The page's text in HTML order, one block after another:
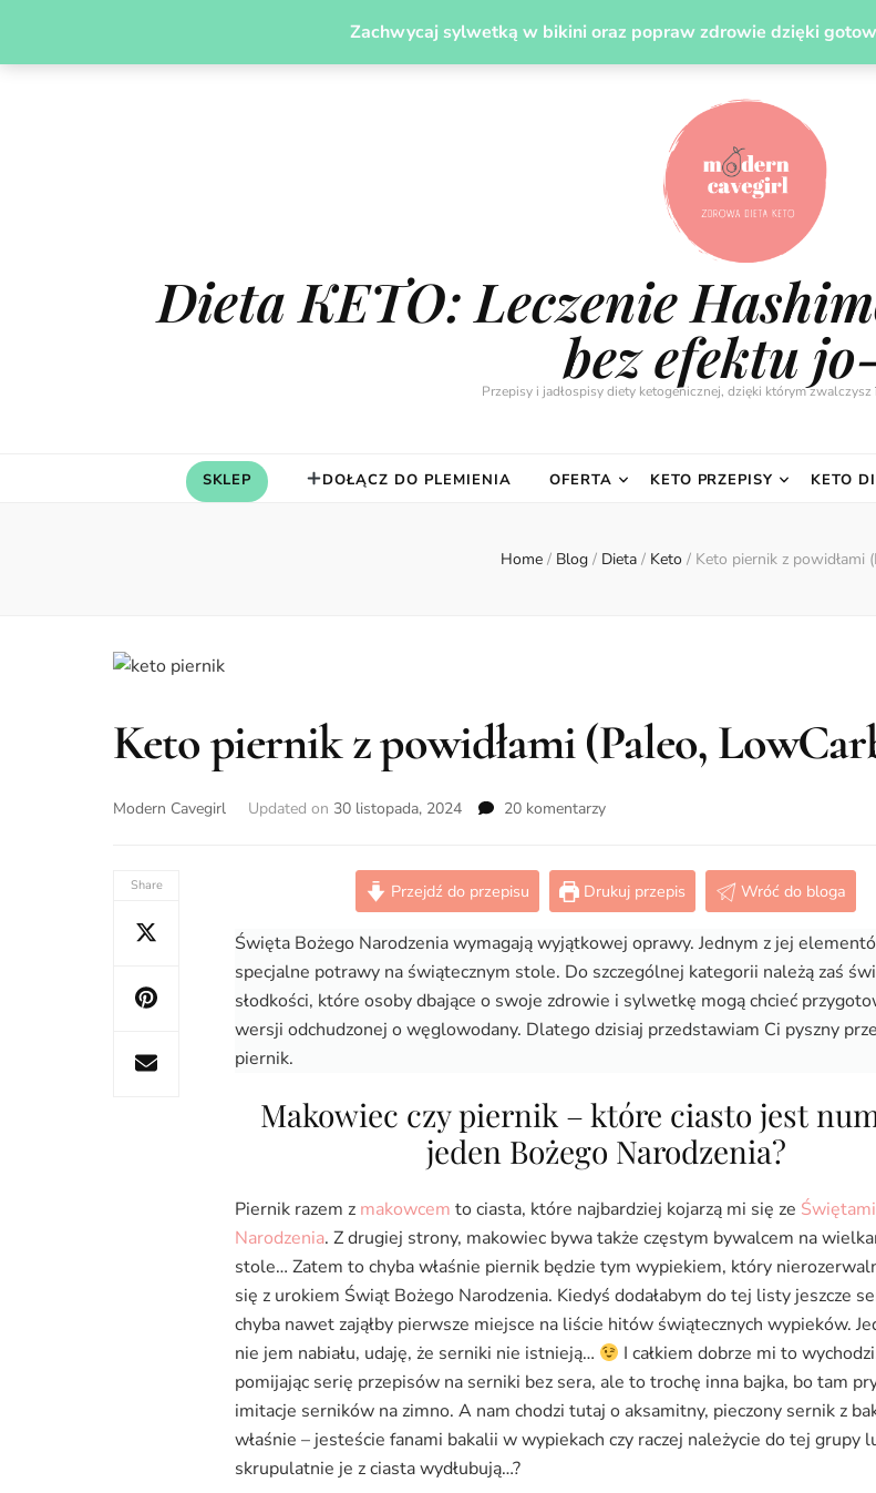
Zachwycaj sylwetką w bikini oraz popraw zdrowie dzięki
JADŁOSPISY ODCHUDZANIE LECZENIE HASHIMOTO DIETĄ
Dieta KETO: Leczenie
bez efektu
Przepisy i jadłospisy diety ketogenicznej, dzięki którym
SKLEP DOŁĄCZ DO PLEMIENIA OFERTA KETO PRZEPISY KETO
Home / Blog / Dieta / Keto / Keto piernik z powidłami
Keto piernik z powidłami (Paleo,
Modern Cavegirl Updated on 30 listopada, 2024 20 komentarzydo
z
powidłami
LowCarb)
Share Przejdź do przepisu Drukuj przepis Wróć do bloga
Święta Bożego Narodzenia wymagają wyjątkowej oprawy. Jednym z jej
specjalne potrawy na świątecznym stole. Do szczególnej kategorii należą zaś
słodkości, które osoby dbające o swoje zdrowie i sylwetkę mogą chcieć
wersji odchudzonej o węglowodany. Dlatego dzisiaj przedstawiam Ci pyszny
piernik.
Makowiec czy piernik – które ciasto jest
jeden Bożego Narodzenia?
Piernik razem z makowcem to ciasta, które najbardziej kojarzą mi się ze
Narodzenia. Z drugiej strony, makowiec bywa także częstym bywalcem na
stole… Zatem to chyba właśnie piernik będzie tym wypiekiem, który
się z urokiem Świąt Bożego Narodzenia. Kiedyś dodałabym do tej listy jeszcze
chyba nawet zająłby pierwsze miejsce na liście hitów świątecznych wypieków.
nie jem nabiału, udaję, że serniki nie istnieją…
I całkiem dobrze mi to
pomijając serię przepisów na serniki bez sera, ale to trochę inna bajka, bo tam
imitacje serników na zimno. A nam chodzi tutaj o aksamitny, pieczony sernik z
właśnie – jesteście fanami bakalii w wypiekach czy raczej należycie do tej grupy
skrupulatnie je z ciasta wydłubują…?